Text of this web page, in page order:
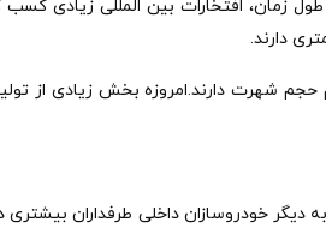
در طول زمان، افتخارات بین المللی
دارند.
بخش زیادی از تولیدات خودرویی
خودروسازان داخلی طرفداران بیشتری